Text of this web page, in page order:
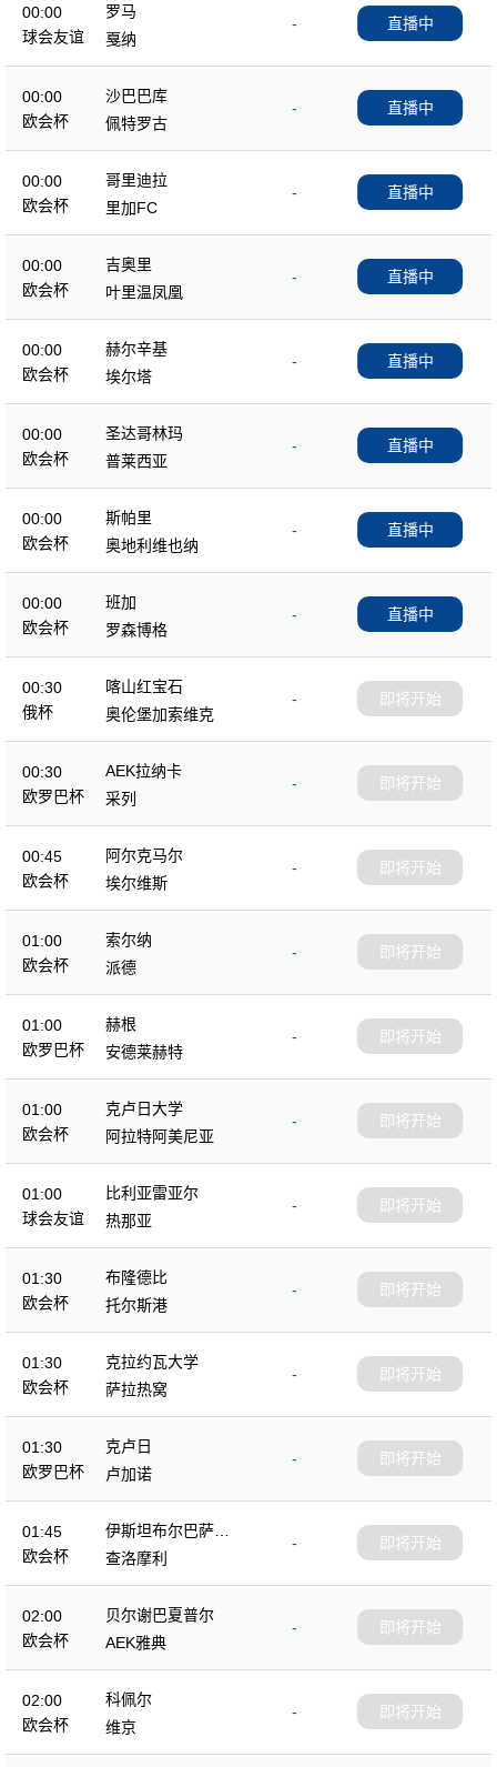
00:00
球会友谊
罗马
-
戛纳
直播中
00:00
欧会杯
沙巴巴库
-
佩特罗古
直播中
00:00
欧会杯
哥里迪拉
-
里加FC
直播中
00:00
欧会杯
吉奥里
-
叶里温凤凰
直播中
00:00
欧会杯
赫尔辛基
-
埃尔塔
直播中
00:00
欧会杯
圣达哥林玛
-
普莱西亚
直播中
00:00
欧会杯
斯帕里
-
奥地利维也纳
直播中
00:00
欧会杯
班加
-
罗森博格
直播中
00:30
俄杯
喀山红宝石
-
奥伦堡加索维克
即将开始
00:30
欧罗巴杯
AEK拉纳卡
-
采列
即将开始
00:45
欧会杯
阿尔克马尔
-
埃尔维斯
即将开始
01:00
欧会杯
索尔纳
-
派德
即将开始
01:00
欧罗巴杯
赫根
-
安德莱赫特
即将开始
01:00
欧会杯
克卢日大学
-
阿拉特阿美尼亚
即将开始
01:00
球会友谊
比利亚雷亚尔
-
热那亚
即将开始
01:30
欧会杯
布隆德比
-
托尔斯港
即将开始
01:30
欧会杯
克拉约瓦大学
-
萨拉热窝
即将开始
01:30
欧罗巴杯
克卢日
-
卢加诺
即将开始
01:45
欧会杯
伊斯坦布尔巴萨克
塞尔
-
查洛摩利
即将开始
02:00
欧会杯
贝尔谢巴夏普尔
-
AEK雅典
即将开始
02:00
欧会杯
科佩尔
-
维京
即将开始